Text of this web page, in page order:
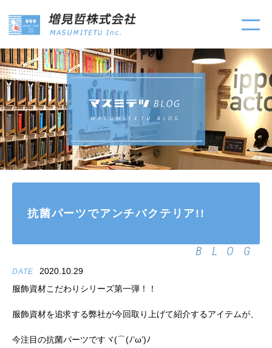
抗菌パーツでアンチバクテリア!!
BLOG
DATE
2020.10.29
服飾資材こだわりシリーズ第一弾！！
服飾資材を追求する弊社が今回取り上げて紹介するアイテムが、
今注目の抗菌パーツですヾ(⌒(ﾉ’ω’)ﾉ